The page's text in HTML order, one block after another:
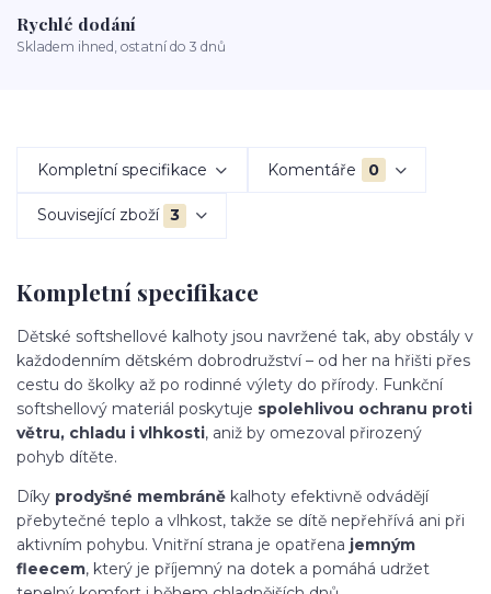
Rychlé dodání
Skladem ihned, ostatní do 3 dnů
Kompletní specifikace Komentáře 0
Související zboží 3
Kompletní specifikace
Dětské softshellové kalhoty jsou navržené tak, aby obstály v
každodenním dětském dobrodružství – od her na hřišti přes
cestu do školky až po rodinné výlety do přírody. Funkční
softshellový materiál poskytuje spolehlivou ochranu proti
větru, chladu i vlhkosti, aniž by omezoval přirozený
pohyb dítěte.
Díky prodyšné membráně kalhoty efektivně odvádějí
přebytečné teplo a vlhkost, takže se dítě nepřehřívá ani při
aktivním pohybu. Vnitřní strana je opatřena jemným
fleecem, který je příjemný na dotek a pomáhá udržet